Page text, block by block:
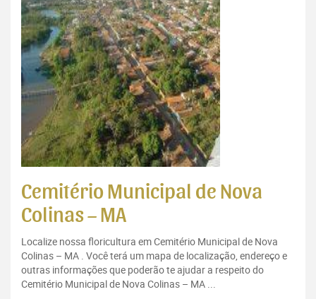
Cemitério Municipal de Nova
Colinas – MA
Localize nossa floricultura em Cemitério Municipal de Nova
Colinas – MA . Você terá um mapa de localização, endereço e
outras informações que poderão te ajudar a respeito do
Cemitério Municipal de Nova Colinas – MA ...